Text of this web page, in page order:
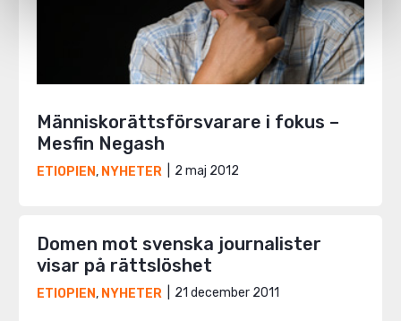
Människorättsförsvarare i fokus –
Mesfin Negash
ETIOPIEN, NYHETER 2 maj 2012
Domen mot svenska journalister
visar på rättslöshet
ETIOPIEN, NYHETER 21 december 2011